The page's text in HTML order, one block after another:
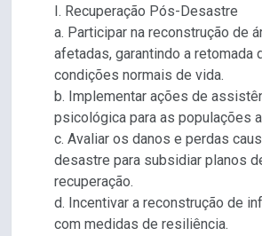
I. Recuperação Pós-Desastre
a. Participar na reconstrução de
afetadas, garantindo a retomada
condições normais de vida.
b. Implementar ações de
psicológica para as populações
c. Avaliar os danos e perdas
desastre para subsidiar planos
recuperação.
d. Incentivar a reconstrução de
com medidas de resiliência.